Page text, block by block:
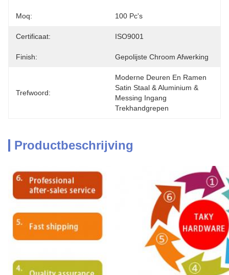
Moq: 100 Pc's
Certificaat: ISO9001
Finish: Gepolijste Chroom Afwerking
Trefwoord:
Moderne Deuren En Ramen
Satin Staal & Aluminium &
Messing Ingang
Trekhandgrepen
Productbeschrijving